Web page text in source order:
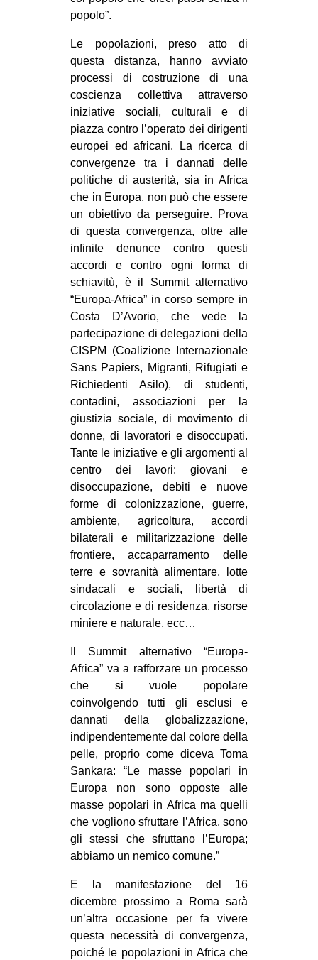
popolo”.
Le popolazioni, preso atto di
questa distanza, hanno avviato
processi di costruzione di una
coscienza collettiva attraverso
iniziative sociali, culturali e di
piazza contro l’operato dei dirigenti
europei ed africani. La ricerca di
convergenze tra i dannati delle
politiche di austerità, sia in Africa
che in Europa, non può che essere
un obiettivo da perseguire. Prova
di questa convergenza, oltre alle
infinite denunce contro questi
accordi e contro ogni forma di
schiavitù, è il Summit alternativo
“Europa-Africa” in corso sempre in
Costa D’Avorio, che vede la
partecipazione di delegazioni della
CISPM (Coalizione Internazionale
Sans Papiers, Migranti, Rifugiati e
Richiedenti Asilo), di studenti,
contadini, associazioni per la
giustizia sociale, di movimento di
donne, di lavoratori e disoccupati.
Tante le iniziative e gli argomenti al
centro dei lavori: giovani e
disoccupazione, debiti e nuove
forme di colonizzazione, guerre,
ambiente, agricoltura, accordi
bilaterali e militarizzazione delle
frontiere, accaparramento delle
terre e sovranità alimentare, lotte
sindacali e sociali, libertà di
circolazione e di residenza, risorse
miniere e naturale, ecc…
Il Summit alternativo “Europa-
Africa” va a rafforzare un processo
che si vuole popolare
coinvolgendo tutti gli esclusi e
dannati della globalizzazione,
indipendentemente dal colore della
pelle, proprio come diceva Toma
Sankara: “Le masse popolari in
Europa non sono opposte alle
masse popolari in Africa ma quelli
che vogliono sfruttare l’Africa, sono
gli stessi che sfruttano l’Europa;
abbiamo un nemico comune.”
E la manifestazione del 16
dicembre prossimo a Roma sarà
un’altra occasione per fa vivere
questa necessità di convergenza,
poiché le popolazioni in Africa che